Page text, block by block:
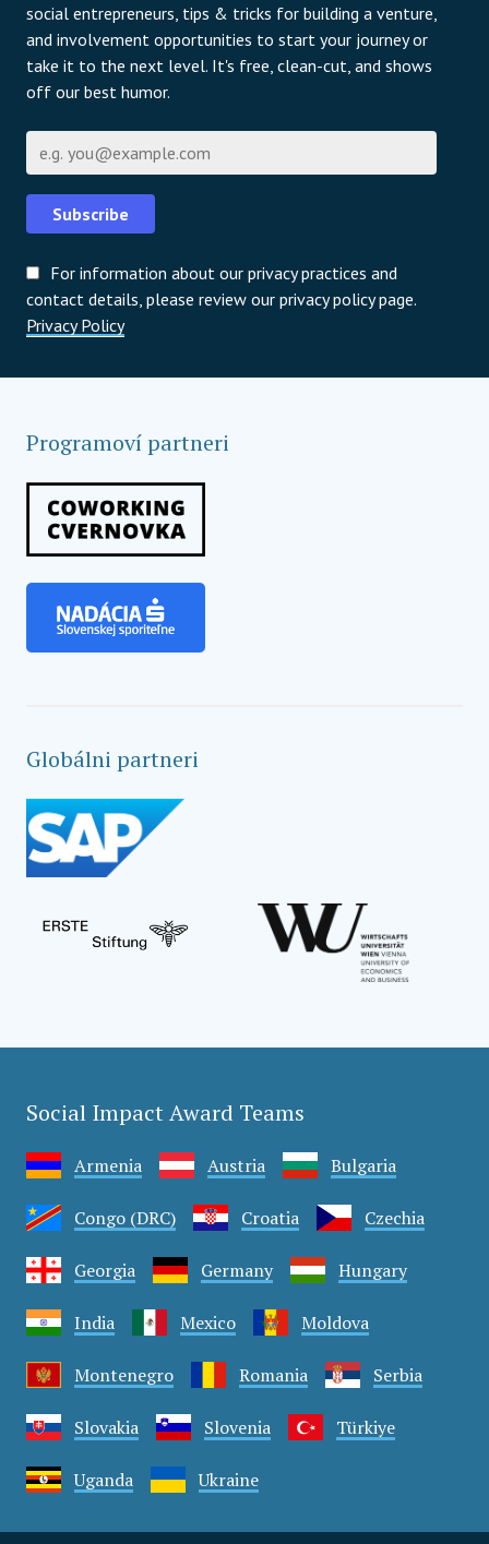
social entrepreneurs, tips & tricks for building a venture,
and involvement opportunities to start your journey or
take it to the next level. It's free, clean-cut, and shows
off our best humor.
Subscribe
For information about our privacy practices and
contact details, please review our privacy policy page.
Privacy Policy
Programoví partneri
Globálni partneri
Social Impact Award Teams
Armenia Austria Bulgaria
Congo (DRC) Croatia Czechia
Georgia Germany Hungary
India Mexico Moldova
Montenegro Romania Serbia
Slovakia Slovenia Türkiye
Uganda Ukraine